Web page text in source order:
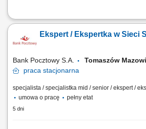
Twój zakres obowiązków diagnozowanie potrzeb
sprzedażowych, kształtowanie pozytywnego
wysoką jakość obsługi, operacyjna obsługa
Ekspert / Ekspertka w Sieci
Bank Pocztowy S.A.
Tomaszów
praca stacjonarna
specjalista / specjalistka mid / senior / ekspert /
umowa o pracę
pełny etat
5 dni